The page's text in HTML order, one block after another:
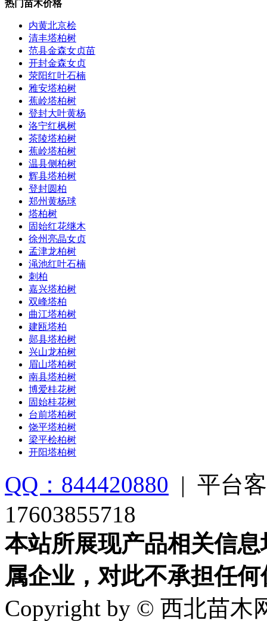
热门苗木价格
内黄北京桧
清丰塔柏树
范县金森女贞苗
开封金森女贞
荥阳红叶石楠
雅安塔柏树
蕉岭塔柏树
登封大叶黄杨
洛宁红枫树
茶陵塔柏树
蕉岭塔柏树
温县侧柏树
辉县塔柏树
登封圆柏
郑州黄杨球
塔柏树
固始红花继木
徐州亮晶女贞
孟津龙柏树
渑池红叶石楠
刺柏
嘉兴塔柏树
双峰塔柏
曲江塔柏树
建瓯塔柏
郧县塔柏树
兴山龙柏树
眉山塔柏树
南县塔柏树
博爱桂花树
固始桂花树
台前塔柏树
饶平塔柏树
梁平桧柏树
开阳塔柏树
QQ：844420880 | 平台
17603855718
本站所展现产品相关信
属企业，对此不承担任
Copyright by © 西北苗木